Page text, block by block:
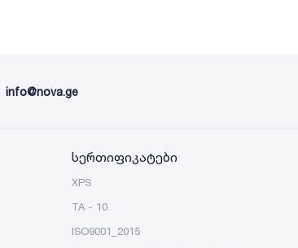
info@nova.ge
სერთიფიკატები
XPS
TA - 10
ISO9001_2015